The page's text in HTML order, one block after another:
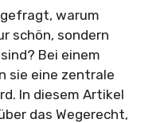
warum
schön, sondern
Bei einem
sie eine zentrale
In diesem Artikel
das Wegerecht,